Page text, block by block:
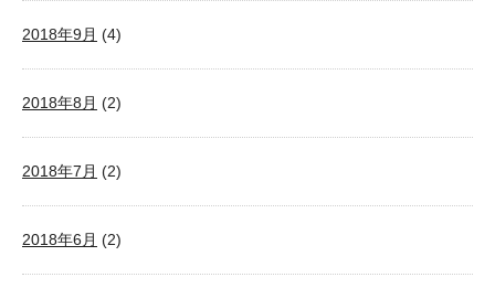
2018年9月 (4)
2018年8月 (2)
2018年7月 (2)
2018年6月 (2)